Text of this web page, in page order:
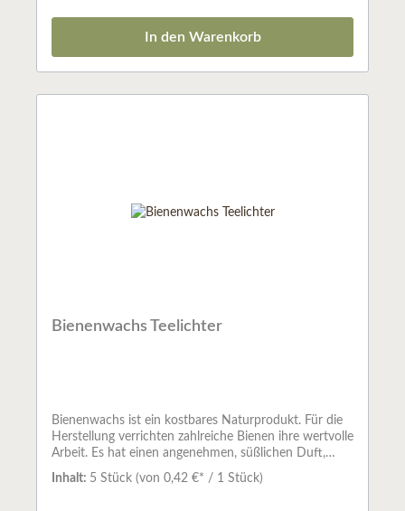
In den Warenkorb
Bienenwachs Teelichter
Bienenwachs ist ein kostbares Naturprodukt. Für die
Herstellung verrichten zahlreiche Bienen ihre wertvolle
Arbeit. Es hat einen angenehmen, süßlichen Duft,
welcher durch das Anzünden noch verstärkt
wird.Beim Kauf empfiehlt sich desshalb, ganz
Inhalt: 5 Stück (von 0,42 €* / 1 Stück)